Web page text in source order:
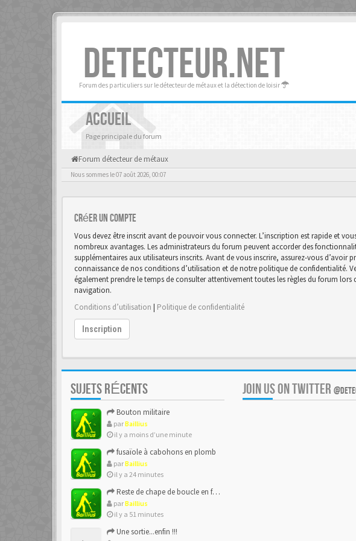
DETECTEUR.NET
Forum des particuliers sur le détecteur de métaux et la détection de loisir
ACCUEIL
Page principale du forum
Forum détecteur de métaux
Nous sommes le 07 août 2026, 00:07
Créer un Compte
Vous devez être inscrit avant de pouvoir vous connecter. L’inscription est rapide et
nombreux avantages. Les administrateurs du forum peuvent accorder des
supplémentaires aux utilisateurs inscrits. Avant de vous inscrire, assurez-vous d’avoir
connaissance de nos conditions d’utilisation et de notre politique de confidentialité.
également prendre le temps de consulter attentivement toutes les règles du forum lors
navigation.
Conditions d’utilisation | Politique de confidentialité
Inscription
SUJETS RÉCENTS
Bouton militaire
parBaillius
il y a moins d’une minute
fusaïole à cabohons en plomb
parBaillius
il y a 24 minutes
Reste de chape de boucle en forme de ??
parBaillius
il y a 51 minutes
Une sortie...enfin !!!
JOIN US ON TWITTER